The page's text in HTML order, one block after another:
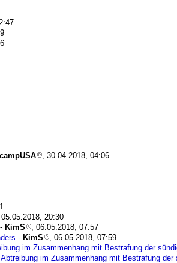
, 30.04.2018, 04:06
20:30
- KimS
, 06.05.2018, 07:57
- KimS
, 06.05.2018, 07:59
im Zusammenhang mit Bestrafung der
im Zusammenhang mit Bestrafung der